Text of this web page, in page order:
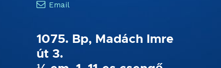
Email
1075. Bp, Madách Imre
út 3.